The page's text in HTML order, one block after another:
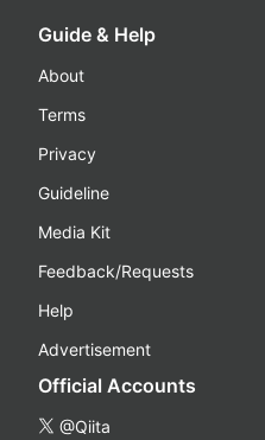
Guide & Help
About
Terms
Privacy
Guideline
Media Kit
Feedback/Requests
Help
Advertisement
Official Accounts
@Qiita